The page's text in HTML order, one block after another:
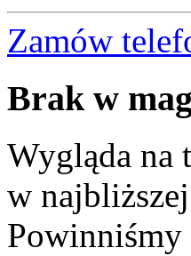
Zamów
Brak w
Wygląda na
w